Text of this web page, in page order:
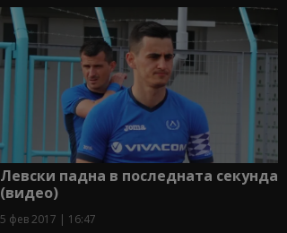
Левски падна в последната секунда
(видео)
5 фев 2017 | 16:47